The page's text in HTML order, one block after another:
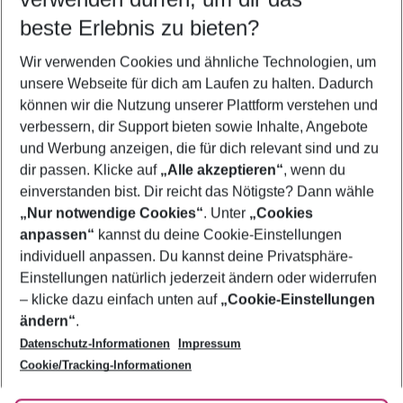
5-8 Nächte
2 Erwachsene Keine Kinder
Mehr Filter anzeigen
Footer
Footer navigation
Über uns
AGB
Bestpreisgarantie
Cookie-Einstellungen ändern
Cookie-Richtlinie
Agenturbetreuung
Barrierefreies Reisen
Folge uns
beste Erlebnis zu bieten?
Wir verwenden Cookies und ähnliche Technologien, um
unsere Webseite für dich am Laufen zu halten. Dadurch
können wir die Nutzung unserer Plattform verstehen und
verbessern, dir Support bieten sowie Inhalte, Angebote
und Werbung anzeigen, die für dich relevant sind und zu
dir passen. Klicke auf „Alle akzeptieren“, wenn du
einverstanden bist. Dir reicht das Nötigste? Dann wähle
„Nur notwendige Cookies“. Unter „Cookies
anpassen“ kannst du deine Cookie-Einstellungen
individuell anpassen. Du kannst deine Privatsphäre-
Einstellungen natürlich jederzeit ändern oder widerrufen
– klicke dazu einfach unten auf „Cookie-Einstellungen
ändern“.
Datenschutz-Informationen
Impressum
Cookie/Tracking-Informationen